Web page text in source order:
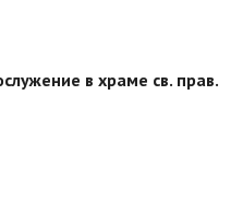
в храме св. прав.